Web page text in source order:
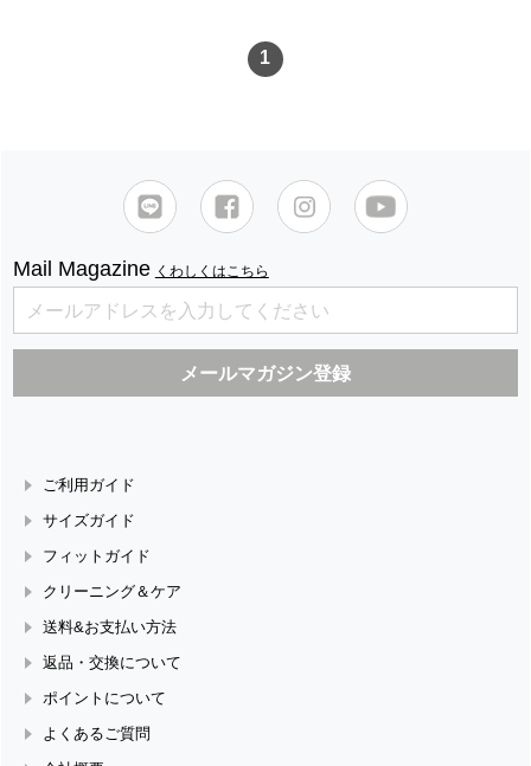
1
Mail Magazine くわしくはこちら
ご利用ガイド
サイズガイド
フィットガイド
クリーニング＆ケア
送料&お支払い方法
返品・交換について
ポイントについて
よくあるご質問